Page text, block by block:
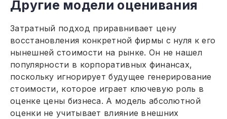
Другие модели оценивания
Затратный подход приравнивает цену
восстановления конкретной фирмы с нуля к его
нынешней стоимости на рынке. Он не нашел
популярности в корпоративных финансах,
поскольку игнорирует будущее генерирование
стоимости, которое играет ключевую роль в
оценке цены бизнеса. А модель абсолютной
оценки не учитывает влияние внешних